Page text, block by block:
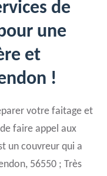
de
une
et
!
votre faitage et
faire appel aux
un couvreur qui a
56550 ; Très